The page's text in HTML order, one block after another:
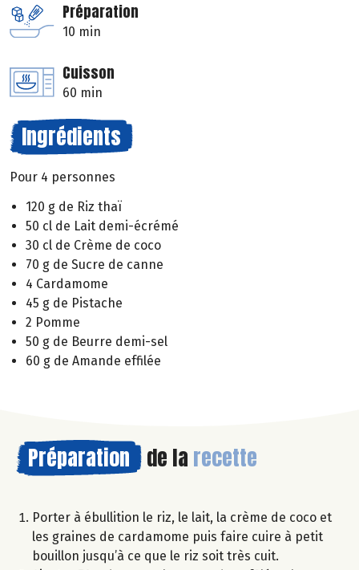
Préparation
10 min
Cuisson
60 min
Ingrédients
Pour 4 personnes
120 g de Riz thaï
50 cl de Lait demi-écrémé
30 cl de Crème de coco
70 g de Sucre de canne
4 Cardamome
45 g de Pistache
2 Pomme
50 g de Beurre demi-sel
60 g de Amande effilée
Préparation de la recette
Porter à ébullition le riz, le lait, la crème de coco et
les graines de cardamome puis faire cuire à petit
bouillon jusqu’à ce que le riz soit très cuit.